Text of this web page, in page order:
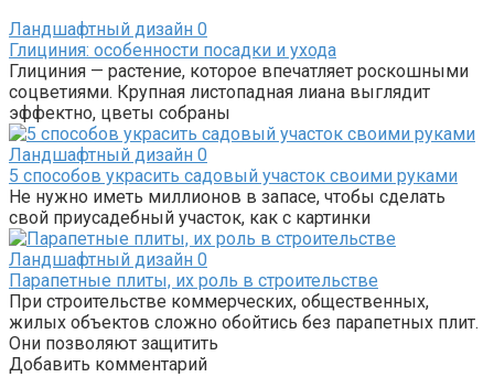
Ландшафтный дизайн 0
Глициния: особенности посадки и ухода
Глициния — растение, которое впечатляет роскошными
соцветиями. Крупная листопадная лиана выглядит
эффектно, цветы собраны
Ландшафтный дизайн 0
5 способов украсить садовый участок своими руками
Не нужно иметь миллионов в запасе, чтобы сделать
свой приусадебный участок, как с картинки
Ландшафтный дизайн 0
Парапетные плиты, их роль в строительстве
При строительстве коммерческих, общественных,
жилых объектов сложно обойтись без парапетных плит.
Они позволяют защитить
Добавить комментарий